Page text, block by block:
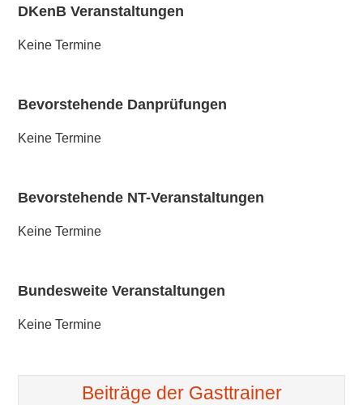
DKenB Veranstaltungen
Keine Termine
Bevorstehende Danprüfungen
Keine Termine
Bevorstehende NT-Veranstaltungen
Keine Termine
Bundesweite Veranstaltungen
Keine Termine
Beiträge der Gasttrainer